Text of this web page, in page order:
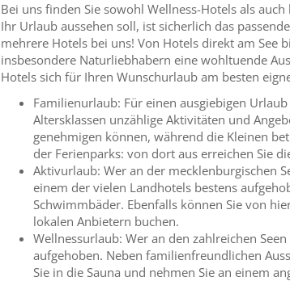
Bei uns finden Sie sowohl Wellness-Hotels als
Ihr Urlaub aussehen soll, ist sicherlich das
mehrere Hotels bei uns! Von Hotels direkt am See
insbesondere Naturliebhabern eine wohltuende
Hotels sich für Ihren Wunschurlaub am besten
Familienurlaub: Für einen ausgiebigen
Altersklassen unzählige Aktivitäten und
genehmigen können, während die Kleinen
der Ferienparks: von dort aus erreichen Sie
Aktivurlaub: Wer an der mecklenburgischen
einem der vielen Landhotels bestens
Schwimmbäder. Ebenfalls können Sie von
lokalen Anbietern buchen.
Wellnessurlaub: Wer an den zahlreichen
aufgehoben. Neben familienfreundlichen
Sie in die Sauna und nehmen Sie an einem